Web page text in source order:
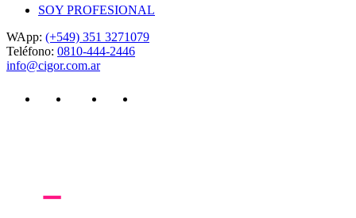
SOY PROFESIONAL
WApp: (+549) 351 3271079
Teléfono: 0810-444-2446
info@cigor.com.ar